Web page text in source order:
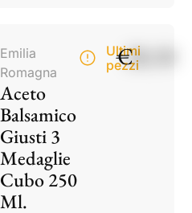
Emilia
Romagna
Aceto
Balsamico
Giusti 3
Medaglie
Cubo 250
Ml.
Ultimi
pezzi
€28,50